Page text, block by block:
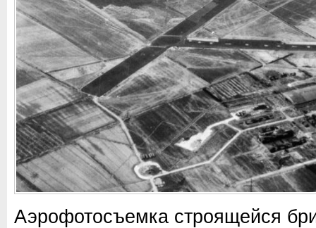
Аэрофотосъемка строящейся